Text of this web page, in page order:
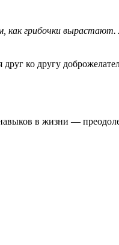
как грибочки
ко другу
в жизни —